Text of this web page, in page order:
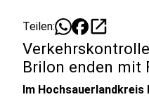
Teilen: open_in_new
Brilon enden mit
Im Hochsauerlandkreis